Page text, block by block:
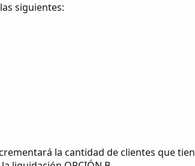
siguientes:
la cantidad de clientes que